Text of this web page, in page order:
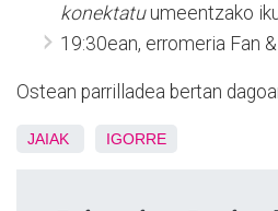
konektatuumeentzako
19:30ean, erromeria Fan
Ostean parrilladea bertan
JAIAK IGORRE